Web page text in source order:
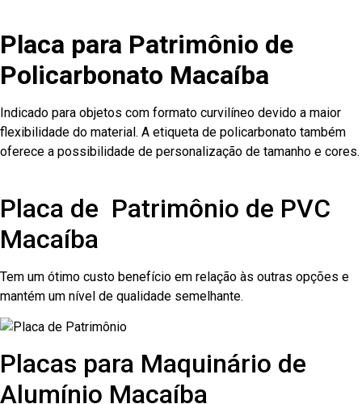
Placa para Patrimônio de
Policarbonato Macaíba
Indicado para objetos com formato curvilíneo devido a maior
flexibilidade do material. A etiqueta de policarbonato também
oferece a possibilidade de personalização de tamanho e cores.
Placa de Patrimônio de PVC
Macaíba
Tem um ótimo custo benefício em relação às outras opções e
mantém um nível de qualidade semelhante.
Placas para Maquinário de
Alumínio Macaíba